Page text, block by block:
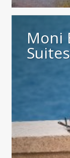
Moni
Suites